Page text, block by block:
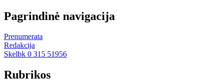
Pagrindinė navigacija
Prenumerata
Redakcija
Skelbk 0 315 51956
Rubrikos